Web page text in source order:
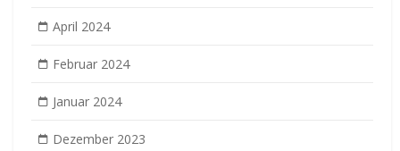
April 2024
Februar 2024
Januar 2024
Dezember 2023